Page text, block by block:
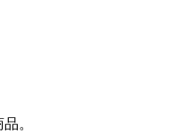
。